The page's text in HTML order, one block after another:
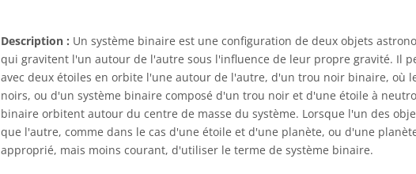
Description : Un système binaire est une configuration de deux objets
qui gravitent l'un autour de l'autre sous l'influence de leur propre gravité. Il
avec deux étoiles en orbite l'une autour de l'autre, d'un trou noir binaire, où
noirs, ou d'un système binaire composé d'un trou noir et d'une étoile à
binaire orbitent autour du centre de masse du système. Lorsque l'un des
que l'autre, comme dans le cas d'une étoile et d'une planète, ou d'une
approprié, mais moins courant, d'utiliser le terme de système binaire.